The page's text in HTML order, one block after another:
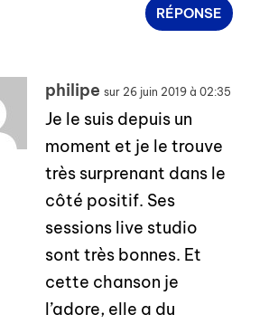
RÉPONSE
philipe sur 26 juin 2019 à 02:35
Je le suis depuis un
moment et je le trouve
très surprenant dans le
côté positif. Ses
sessions live studio
sont très bonnes. Et
cette chanson je
l’adore, elle a du